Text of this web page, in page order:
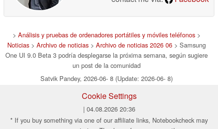
> Análisis y pruebas de ordenadores portátiles y móviles teléfonos >
Noticias > Archivo de noticias > Archivo de noticias 2026 06 > Samsung
One UI 9.0 Beta 3 podría desplegarse la próxima semana, según sugiere
un post de la comunidad
Satvik Pandey, 2026-06- 8 (Update: 2026-06- 8)
Cookie Settings
| 04.08.2026 20:36
* If you buy something via one of our affiliate links, Notebookcheck may